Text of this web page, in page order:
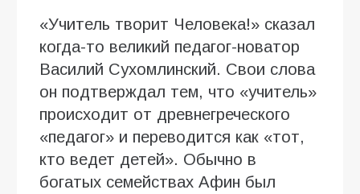
«Учитель творит Человека!» сказал
когда-то великий педагог-новатор
Василий Сухомлинский. Свои слова
он подтверждал тем, что «учитель»
происходит от древнегреческого
«педагог» и переводится как «тот,
кто ведет детей». Обычно в
богатых семействах Афин был